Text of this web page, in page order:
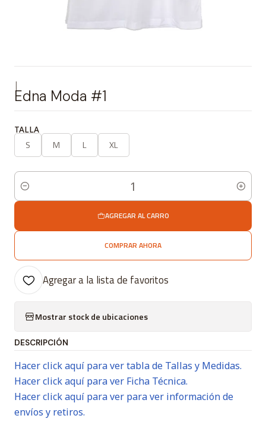
|
Edna Moda #1
TALLA
S M L XL
Cantidad
AGREGAR AL CARRO
COMPRAR AHORA
Agregar a la lista de favoritos
Mostrar stock de ubicaciones
DESCRIPCIÓN
Hacer click aquí para ver tabla de Tallas y Medidas.
Hacer click aquí para ver Ficha Técnica.
Hacer click aquí para ver para ver información de
envíos y retiros.